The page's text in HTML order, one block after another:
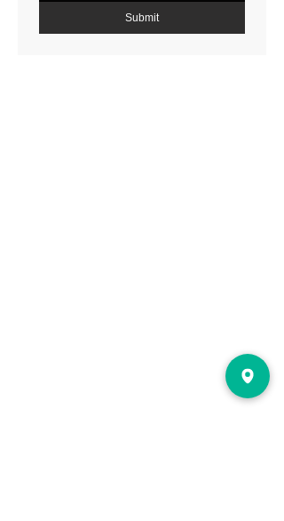
Submit